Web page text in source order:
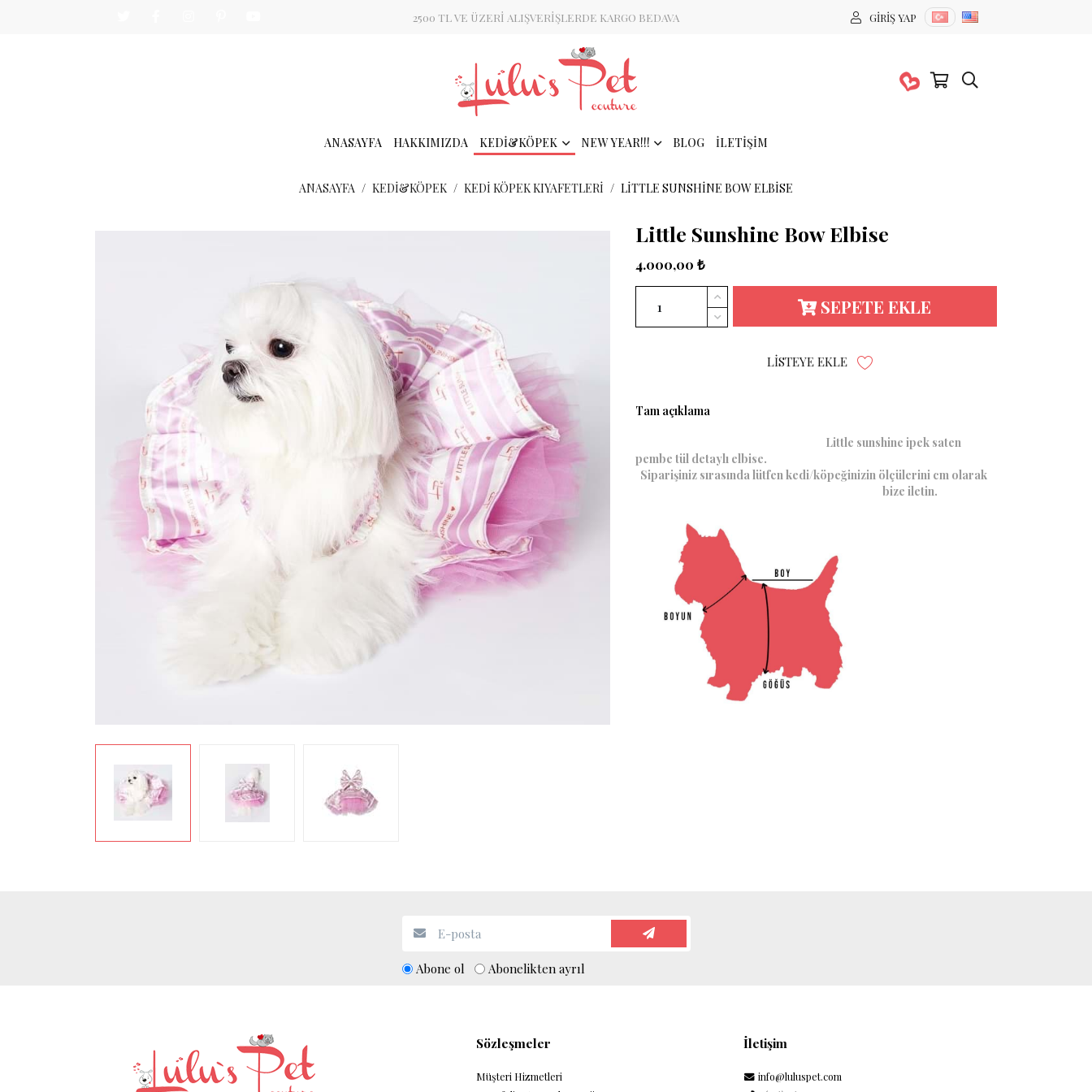
2500 TL VE ÜZERİ ALIŞVERİŞLERDE KARGO BEDAVA GIRIŞ YAP
ANASAYFA HAKKIMIZDA KEDİ&KÖPEK NEW YEAR!!! BLOG İLETIŞIM
ANASAYFA KEDİ&KÖPEK KEDI KÖPEK KIYAFETLERI LITTLE SUNSHINE BOW ELBISE
Little Sunshine Bow Elbise
4.000,00 ₺
SEPETE EKLE
LISTEYE EKLE
Tam açıklama
Little sunshine ipek saten
pembe tül detaylı elbise.
Siparişiniz sırasında lütfen kedi/köpeğinizin ölçülerini cm olarak
bize iletin.
Abone ol Abonelikten ayrıl
Sözleşmeler
Müşteri Hizmetleri
İletişim
info@luluspet.com